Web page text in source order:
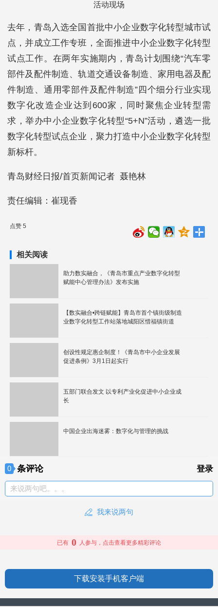
活动现场
去年，青岛入选全国首批中小企业数字化转型城市试
点，并成立工作专班，全面推进中小企业数字化转型
试点工作。在两年实施期内，青岛计划围绕“汽车零
部件及配件制造、轨道交通设备制造、家用电器及配
件制造、通用零部件及配件制造”四个细分行业实现
数字化改造企业达到600家，同时聚焦企业转型需
求，举办中小企业数字化转型“5+N”活动，遴选一批
数字化转型试点企业，聚力打造中小企业数字化转型
新标杆。
青岛财经日报/首页新闻记者 聂艳林
责任编辑：崔现香
点赞 5
相关阅读
助力数实融合，《青岛市重点产业数字化转型
赋能中心管理办法》发布实施
【数实融合•跨链赋能】青岛市首个镇街级制造
业数字化转型工作站落地城阳区惜福镇街道
创设性规定惠企制度！《青岛市中小企业发展
促进条例》3月1日起实行
五部门联合发文 以专利产业化促进中小企业成
长
中国企业出海迷雾：数字化与管理的挑战
0 条评论 登录
来说两句吧。。。
我来说两句
已有 0 人参与，点击查看更多精彩评论
下载安装手机客户端